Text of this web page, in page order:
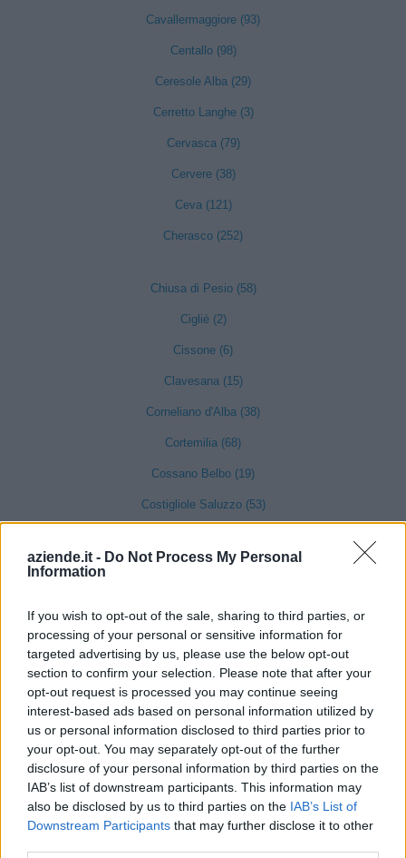
aziende.it - Do Not Process My Personal
Information
If you wish to opt-out of the sale, sharing to third parties, or
processing of your personal or sensitive information for
targeted advertising by us, please use the below opt-out
section to confirm your selection. Please note that after your
opt-out request is processed you may continue seeing
interest-based ads based on personal information utilized by
us or personal information disclosed to third parties prior to
your opt-out. You may separately opt-out of the further
disclosure of your personal information by third parties on the
IAB’s list of downstream participants. This information may
also be disclosed by us to third parties on the IAB’s List of
Downstream Participants that may further disclose it to other
Cavallermaggiore (93)
Centallo (98)
Ceresole Alba (29)
Cerretto Langhe (3)
Cervasca (79)
Cervere (38)
Ceva (121)
Cherasco (252)
Chiusa di Pesio (58)
Cigliè (2)
Cissone (6)
Clavesana (15)
Corneliano d'Alba (38)
Cortemilia (68)
Cossano Belbo (19)
Costigliole Saluzzo (53)
Crissolo (2)
Demonte (30)
Diano d'Alba (98)
Dogliani (104)
Dronero (114)
Entracque (21)
Envie (20)
Farigliano (49)